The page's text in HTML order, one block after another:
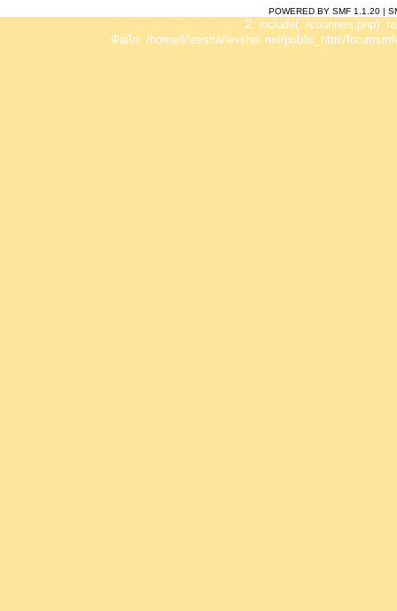
POWERED BY SMF 1.1.20 |
2: include(../counters.php):
Файл: /home/l/levsha/levshei.net/public_html/